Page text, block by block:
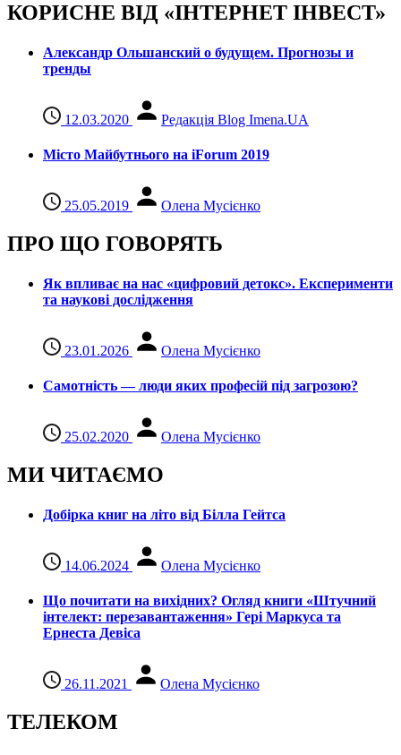
КОРИСНЕ ВІД «ІНТЕРНЕТ ІНВЕСТ»
Александр Ольшанский о будущем. Прогнозы и
тренды
12.03.2020 Редакція Blog Imena.UA
Місто Майбутнього на iForum 2019
25.05.2019 Олена Мусієнко
ПРО ЩО ГОВОРЯТЬ
Як впливає на нас «цифровий детокс». Експерименти
та наукові дослідження
23.01.2026 Олена Мусієнко
Самотність — люди яких професій під загрозою?
25.02.2020 Олена Мусієнко
МИ ЧИТАЄМО
Добірка книг на літо від Білла Гейтса
14.06.2024 Олена Мусієнко
Що почитати на вихідних? Огляд книги «Штучний
інтелект: перезавантаження» Гері Маркуса та
Ернеста Девіса
26.11.2021 Олена Мусієнко
ТЕЛЕКОМ